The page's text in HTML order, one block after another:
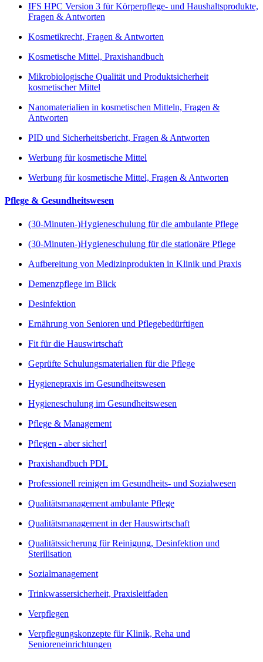
IFS HPC Version 3 für Körperpflege- und Haushaltsprodukte,
Fragen & Antworten
Kosmetikrecht, Fragen & Antworten
Kosmetische Mittel, Praxishandbuch
Mikrobiologische Qualität und Produktsicherheit
kosmetischer Mittel
Nanomaterialien in kosmetischen Mitteln, Fragen &
Antworten
PID und Sicherheitsbericht, Fragen & Antworten
Werbung für kosmetische Mittel
Werbung für kosmetische Mittel, Fragen & Antworten
Pflege & Gesundheitswesen
(30-Minuten-)Hygieneschulung für die ambulante Pflege
(30-Minuten-)Hygieneschulung für die stationäre Pflege
Aufbereitung von Medizinprodukten in Klinik und Praxis
Demenzpflege im Blick
Desinfektion
Ernährung von Senioren und Pflegebedürftigen
Fit für die Hauswirtschaft
Geprüfte Schulungsmaterialien für die Pflege
Hygienepraxis im Gesundheitswesen
Hygieneschulung im Gesundheitswesen
Pflege & Management
Pflegen - aber sicher!
Praxishandbuch PDL
Professionell reinigen im Gesundheits- und Sozialwesen
Qualitätsmanagement ambulante Pflege
Qualitätsmanagement in der Hauswirtschaft
Qualitätssicherung für Reinigung, Desinfektion und
Sterilisation
Sozialmanagement
Trinkwassersicherheit, Praxisleitfaden
Verpflegen
Verpflegungskonzepte für Klinik, Reha und
Senioreneinrichtungen